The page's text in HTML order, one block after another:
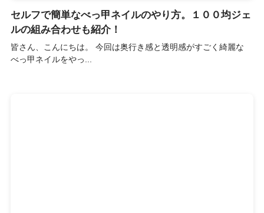
セルフで簡単なべっ甲ネイルのやり方。１００均ジェ
ルの組み合わせも紹介！
皆さん、こんにちは。 今回は奥行き感と透明感がすごく綺麗な
べっ甲ネイルをやっ...